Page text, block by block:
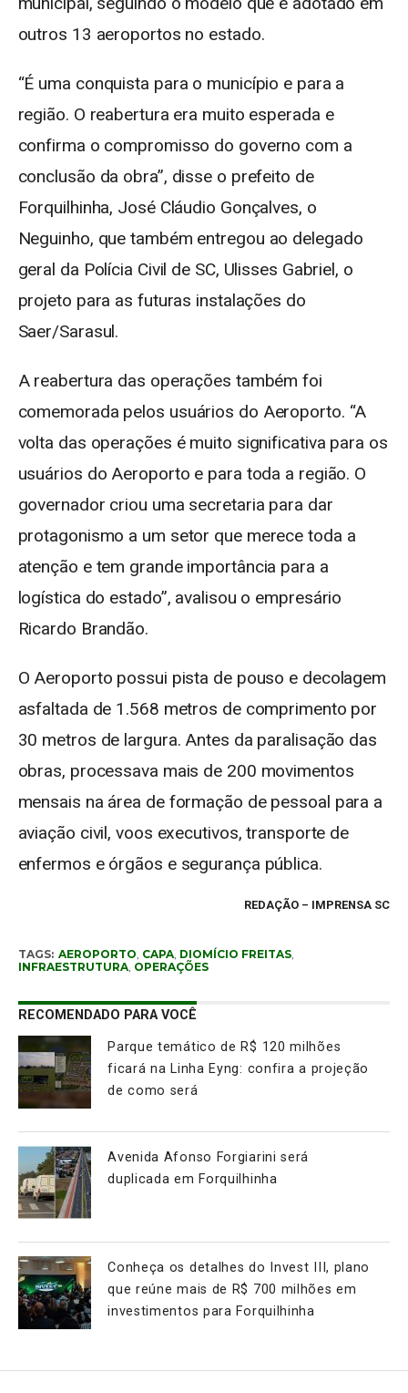
outros 13 aeroportos no estado.
“É uma conquista para o município e para a
região. O reabertura era muito esperada e
confirma o compromisso do governo com a
conclusão da obra”, disse o prefeito de
Forquilhinha, José Cláudio Gonçalves, o
Neguinho, que também entregou ao delegado
geral da Polícia Civil de SC, Ulisses Gabriel, o
projeto para as futuras instalações do
Saer/Sarasul.
A reabertura das operações também foi
comemorada pelos usuários do Aeroporto. “A
volta das operações é muito significativa para os
usuários do Aeroporto e para toda a região. O
governador criou uma secretaria para dar
protagonismo a um setor que merece toda a
atenção e tem grande importância para a
logística do estado”, avalisou o empresário
Ricardo Brandão.
O Aeroporto possui pista de pouso e decolagem
asfaltada de 1.568 metros de comprimento por
30 metros de largura. Antes da paralisação das
obras, processava mais de 200 movimentos
mensais na área de formação de pessoal para a
aviação civil, voos executivos, transporte de
enfermos e órgãos e segurança pública.
REDAÇÃO – IMPRENSA SC
TAGS: AEROPORTO CAPA, DIOMÍCIO FREITAS,
INFRAESTRUTURA, OPERAÇÕES
RECOMENDADO PARA VOCÊ
Parque temático de R$ 120 milhões
ficará na Linha Eyng: confira a projeção
de como será
Avenida Afonso Forgiarini será
duplicada em Forquilhinha
Conheça os detalhes do Invest III, plano
que reúne mais de R$ 700 milhões em
investimentos para Forquilhinha